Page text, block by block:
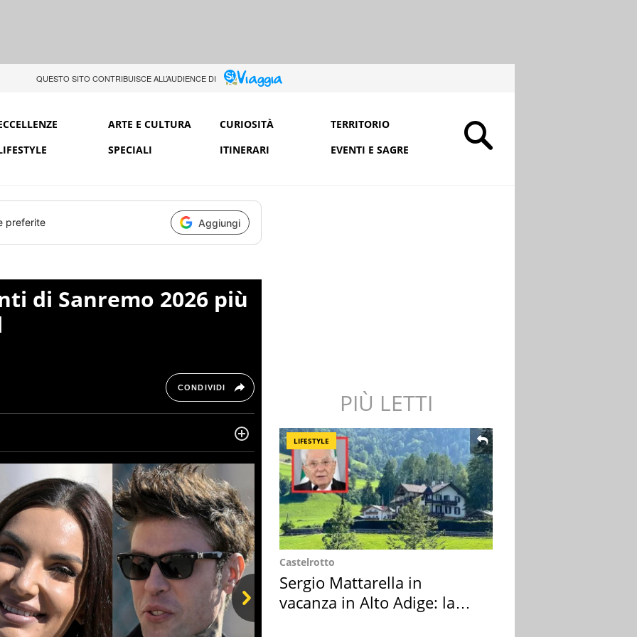
QUESTO SITO CONTRIBUISCE ALL’AUDIENCE DI
ARTE E CULTURA CURIOSITÀ
TERRITORIO
SPECIALI ITINERARI EVENTI E SAGRE
preferite Aggiungi
di Sanremo 2026 più
CONDIVIDI
di belle storie e di viaggi, scrive da quando ne
le piace tenersi informata su ciò che accade
PIÙ LETTI
LIFESTYLE
Castelrotto
Sergio Mattarella in
vacanza in Alto Adige: la